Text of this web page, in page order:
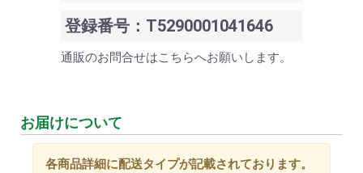
登録番号：T5290001041646
通販のお問合せはこちらへお願いします。
お届けについて
各商品詳細に配送タイプが記載されております。